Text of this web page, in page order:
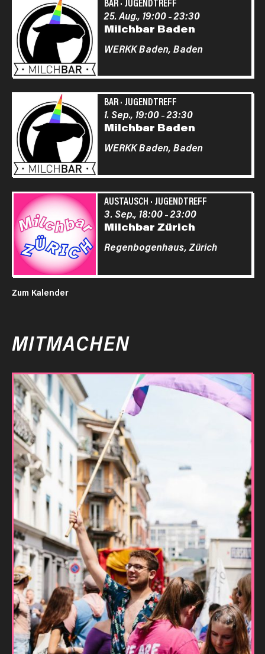
Milchbar Baden
25. Aug., 19:00–23:30
WERKK Baden, Baden
BAR· JUGENDTREFF
Milchbar Baden
1. Sep., 19:00–23:30
WERKK Baden, Baden
AUSTAUSCH · JUGENDTREFF
Milchbar Zürich
3. Sep., 18:00–23:00
Regenbogenhaus, Zürich
Zum Kalender
MITMACHEN